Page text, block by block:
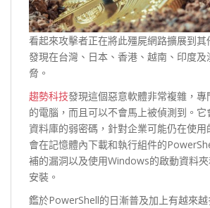
看起來攻擊者正在將此殭屍網路擴展到其
發現在台灣、日本、香港、越南、印度
脅。
趨勢科技發現這個惡意軟體非常複雜，專
的電腦，而且可以不會馬上被偵測到。
資料庫的弱密碼，針對企業可能仍在使用
會在記憶體內下載和執行組件的
補的漏洞以及使用Windows的啟動資料
安裝。
鑑於PowerShell的日漸普及加上有越來